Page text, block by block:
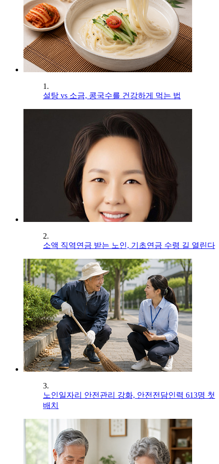
1.
설탕 vs 소금, 콩국수를 건강하게 먹는 법
2.
소액 직역연금 받는 노인, 기초연금 수령 길 열린다
3.
노인일자리 안전관리 강화, 안전전담인력 613명 첫
배치